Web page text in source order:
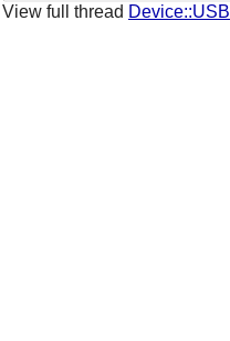
View full thread Device::USB